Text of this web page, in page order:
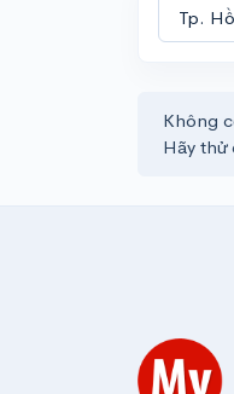
Không
Hãy thử